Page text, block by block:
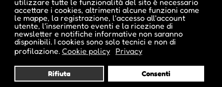
utilizzare tutte le funzionalità del sito è necessario
accettare i cookies, altrimenti alcune funzioni come
le mappe, la registrazione, l'accesso all'account
utente, l'inserimento eventi e la ricezione di
newsletter e notifiche informative non saranno
disponibili. I cookies sono solo tecnici e non di
profilazione. Cookie policy Privacy
Rifiuta Consenti
Visita profilo